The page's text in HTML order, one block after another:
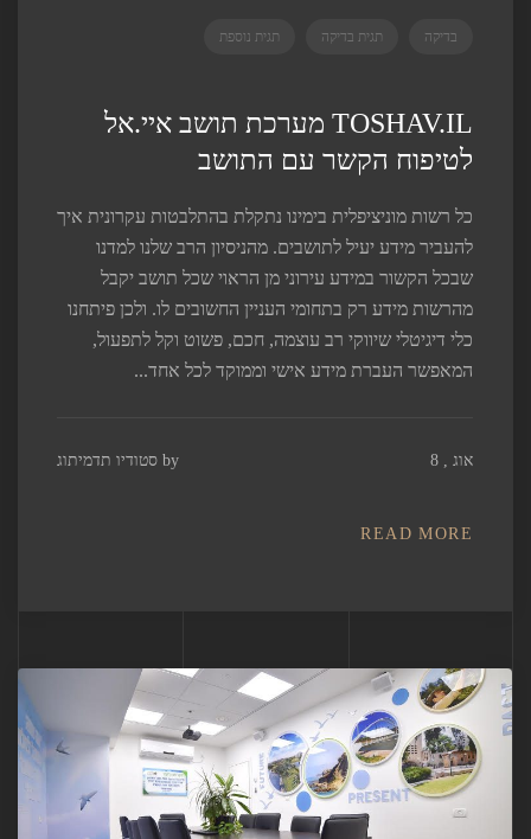
בדיקה תגית בדיקה תגית נוספת
TOSHAV.IL מערכת תושב איי.אל
לטיפוח הקשר עם התושב
כל רשות מוניציפלית בימינו נתקלת בהתלבטות עקרונית איך
להעביר מידע יעיל לתושבים. מהניסיון הרב שלנו למדנו
שבכל הקשור במידע עירוני מן הראוי שכל תושב יקבל
מהרשות מידע רק בתחומי העניין החשובים לו. ולכן פיתחנו
כלי דיגיטלי שיווקי רב עוצמה, חכם, פשוט וקל לתפעול,
המאפשר העברת מידע אישי וממוקד לכל אחד...
by סטודיו תדמיתוג אוג , 8
READ MORE